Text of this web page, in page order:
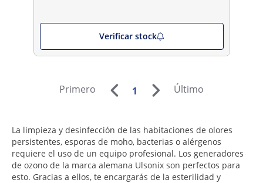
Verificar stock
Primero 1 Último
La limpieza y desinfección de las habitaciones de olores
persistentes, esporas de moho, bacterias o alérgenos
requiere el uso de un equipo profesional. Los generadores
de ozono de la marca alemana Ulsonix son perfectos para
esto. Gracias a ellos, te encargarás de la esterilidad y